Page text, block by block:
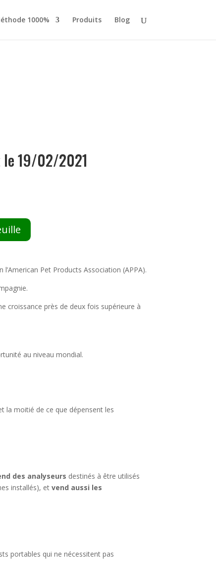
1000% Produits Blog
le 19/02/2021
l’American Pet Products Association (APPA).
croissance près de deux fois supérieure à
au niveau mondial.
la moitié de ce que dépensent les
des analyseurs destinés à être utilisés
installés), etvend aussi les
portables qui ne nécessitent pas